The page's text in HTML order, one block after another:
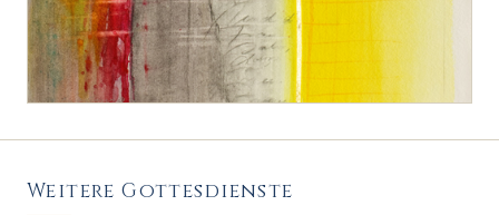
Weitere Gottesdienste